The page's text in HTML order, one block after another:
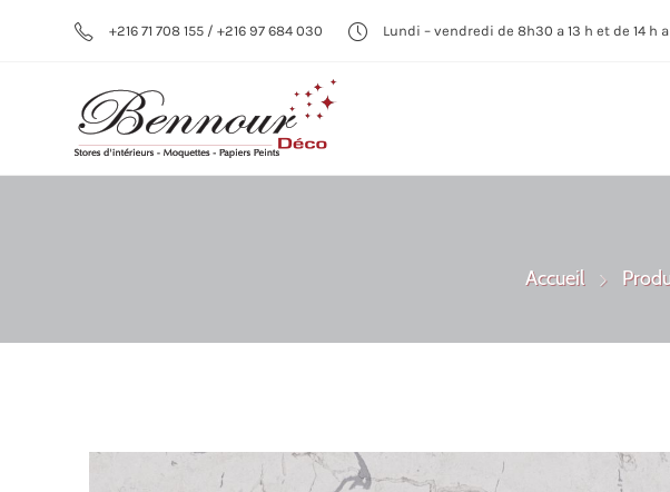
+216 71 708 155 / +216 97 684 030 Lundi – vendredi de 8h30 a 13 h et de 14 h
Accueil